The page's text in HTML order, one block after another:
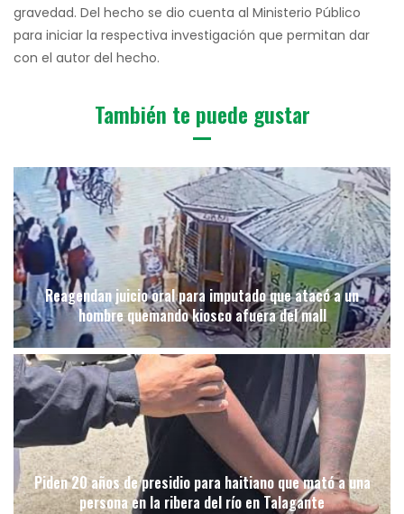
gravedad. Del hecho se dio cuenta al Ministerio Público
para iniciar la respectiva investigación que permitan dar
con el autor del hecho.
También te puede gustar
Reagendan juicio oral para imputado que atacó a un
hombre quemando kiosco afuera del mall
Piden 20 años de presidio para haitiano que mató a una
persona en la ribera del río en Talagante